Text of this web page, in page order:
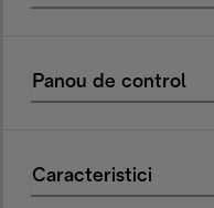
Panou de control
Caracteristici